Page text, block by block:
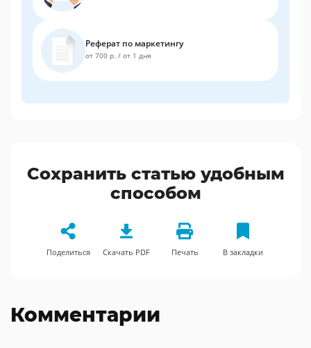
Реферат по маркетингу
от 700 р. / от 1 дня
Сохранить статью удобным
способом
Поделиться Скачать PDF Печать В закладки
Комментарии